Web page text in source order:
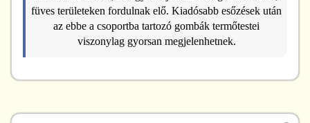
füves területeken fordulnak elő. Kiadósabb esőzések után
az ebbe a csoportba tartozó gombák termőtestei
viszonylag gyorsan megjelenhetnek.